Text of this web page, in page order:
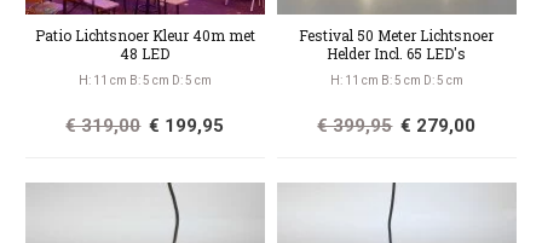
Patio Lichtsnoer Kleur 40m met
48 LED
H: 11 cm B: 5 cm D: 5 cm
€ 199,95
€ 319,00
Festival 50 Meter Lichtsnoer
Helder Incl. 65 LED's
H: 11 cm B: 5 cm D: 5 cm
€ 279,00
€ 399,95